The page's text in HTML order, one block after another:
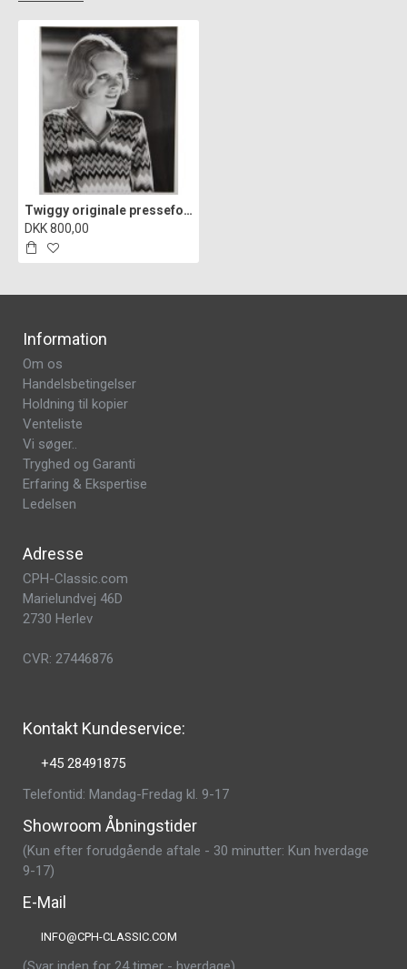
Twiggy originale pressefotos fra filmen The Boyfriend(1971) af Ken Russell
DKK 800,00
Information
Om os
Handelsbetingelser
Holdning til kopier
Venteliste
Vi søger..
Tryghed og Garanti
Erfaring & Ekspertise
Ledelsen
Adresse
CPH-Classic.com
Marielundvej 46D
2730 Herlev
CVR: 27446876
Kontakt Kundeservice:
+45 28491875
Telefontid: Mandag-Fredag kl. 9-17
Showroom Åbningstider
(Kun efter forudgående aftale - 30 minutter: Kun hverdage
9-17)
E-Mail
INFO@CPH-CLASSIC.COM